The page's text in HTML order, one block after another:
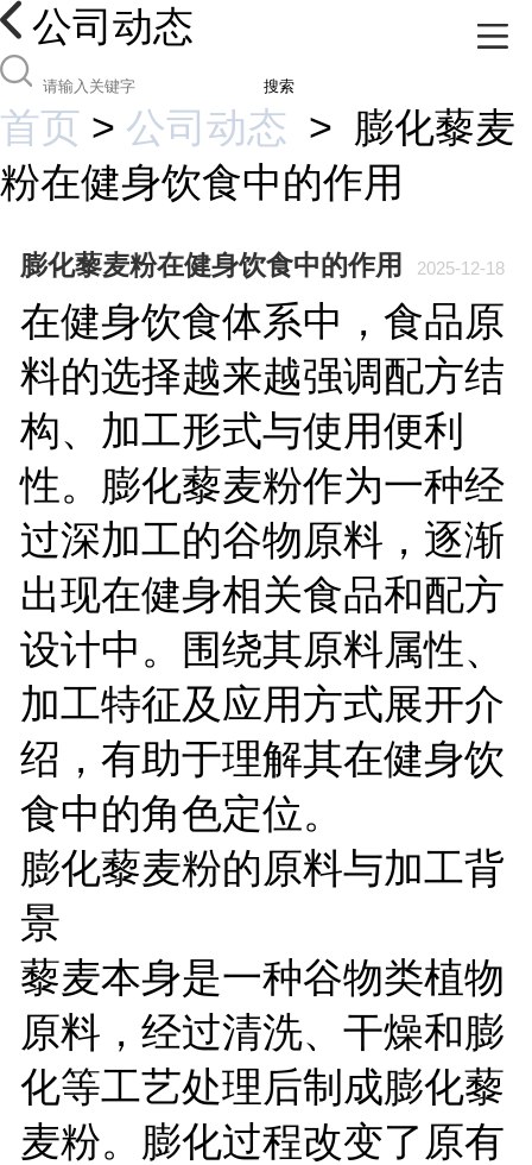
公司动态
搜索
首页 > 公司动态 > 膨化藜麦
粉在健身饮食中的作用
膨化藜麦粉在健身饮食中的作用 2025-12-18
在健身饮食体系中，食品原
料的选择越来越强调配方结
构、加工形式与使用便利
性。膨化藜麦粉作为一种经
过深加工的谷物原料，逐渐
出现在健身相关食品和配方
设计中。围绕其原料属性、
加工特征及应用方式展开介
绍，有助于理解其在健身饮
食中的角色定位。
膨化藜麦粉的原料与加工背
景
藜麦本身是一种谷物类植物
原料，经过清洗、干燥和膨
化等工艺处理后制成膨化藜
麦粉。膨化过程改变了原有